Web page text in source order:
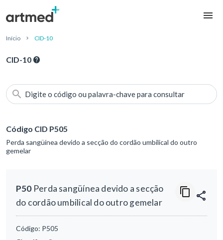
Início CID-10
CID-10
Digite o código ou palavra-chave para consultar
Código CID P505
Perda sangüínea devido a secção do cordão umbilical do outro
gemelar
P50Perda sangüínea devido a secção
do cordão umbilical do outro gemelar
Código: P505